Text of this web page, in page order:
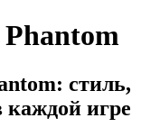
стиль,
каждой игре